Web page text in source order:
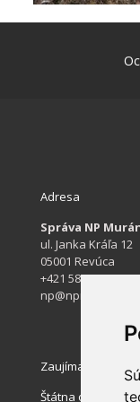
Adresa
Správa NP
ul. Janka Kráľa 12
05001 Revúca
+421 584 422 061
Zaujímavé stránky
Štátna ochrana